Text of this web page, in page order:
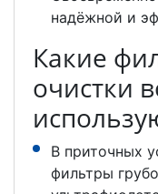
надёжной и
Какие
очистки
В приточных
фильтры